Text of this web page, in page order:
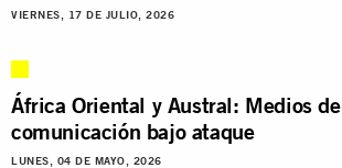
VIERNES, 17 DE JULIO, 2026
África Oriental y Austral: Medios de
comunicación bajo ataque
LUNES, 04 DE MAYO, 2026